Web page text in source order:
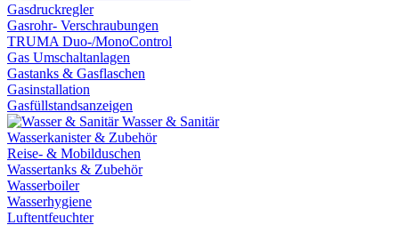
Gasdruckregler
Gasrohr- Verschraubungen
TRUMA Duo-/MonoControl
Gas Umschaltanlagen
Gastanks & Gasflaschen
Gasinstallation
Gasfüllstandsanzeigen
Wasser & Sanitär
Wasserkanister & Zubehör
Reise- & Mobilduschen
Wassertanks & Zubehör
Wasserboiler
Wasserhygiene
Luftentfeuchter